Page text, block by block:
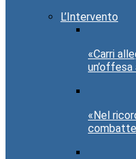
L’Intervento
«Carri
«Nel